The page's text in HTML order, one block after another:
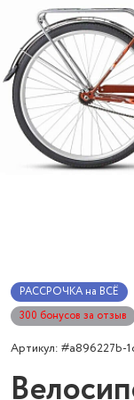
РАССРОЧКА на ВСЁ
300 бонусов за отзыв
Артикул: #a896227b-